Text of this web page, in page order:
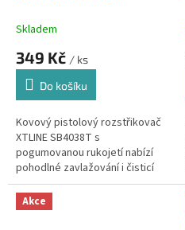
Skladem
349 Kč / ks
Do košíku
Kovový pistolový rozstřikovač
XTLINE SB4038T s
pogumovanou rukojetí nabízí
pohodlné zavlažování i čisticí
práce. Odolná konstrukce a
plynulá regulace proudu vody
zajišťují...
Akce